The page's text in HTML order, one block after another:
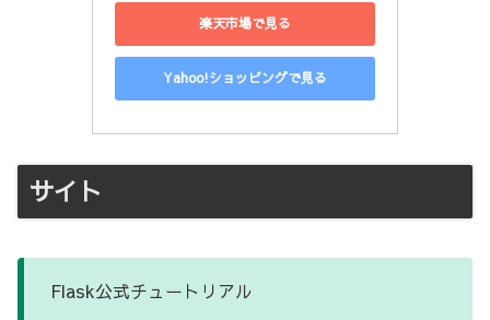
楽天市場で見る
Yahoo!ショッピングで見る
サイト
Flask公式チュートリアル